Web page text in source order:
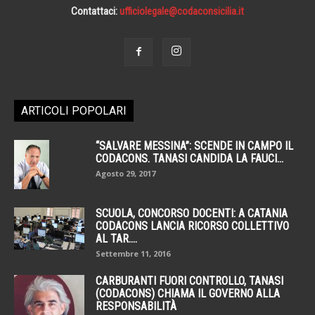
Contattaci:ufficiolegale@codaconsicilia.it
ARTICOLI POPOLARI
“SALVARE MESSINA”: SCENDE IN CAMPO IL
CODACONS. TANASI CANDIDA LA FAUCI...
Agosto 29, 2017
SCUOLA, CONCORSO DOCENTI: A CATANIA
CODACONS LANCIA RICORSO COLLETTIVO
AL TAR....
Settembre 11, 2016
CARBURANTI FUORI CONTROLLO, TANASI
(CODACONS) CHIAMA IL GOVERNO ALLA
RESPONSABILITÀ